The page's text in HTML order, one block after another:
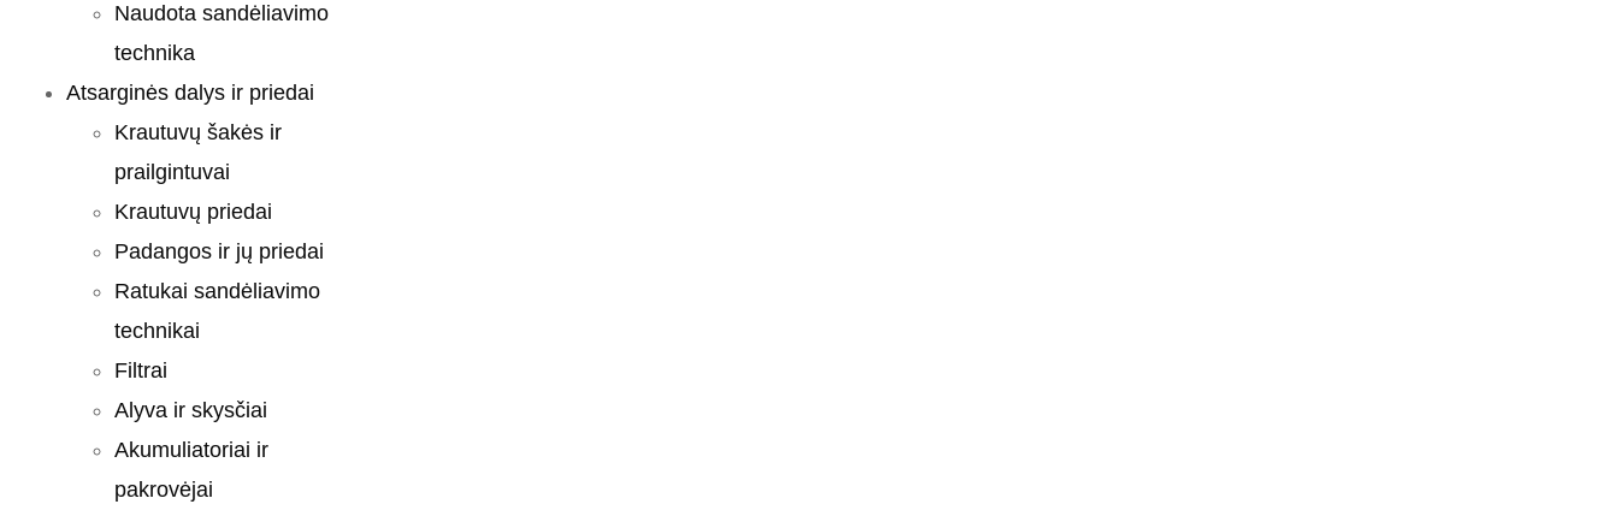
Naudota sandėliavimo
technika
Atsarginės dalys ir priedai
Krautuvų šakės ir
prailgintuvai
Krautuvų priedai
Padangos ir jų priedai
Ratukai sandėliavimo
technikai
Filtrai
Alyva ir skysčiai
Akumuliatoriai ir
pakrovėjai